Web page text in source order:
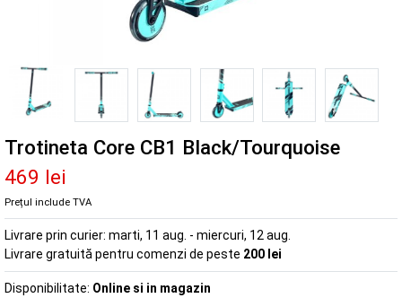
Trotineta Core CB1 Black/Tourquoise
469 lei
Prețul include TVA
Livrare prin curier: marti, 11 aug. - miercuri, 12 aug.
Livrare gratuită pentru comenzi de peste 200 lei
Disponibilitate: Online si in magazin